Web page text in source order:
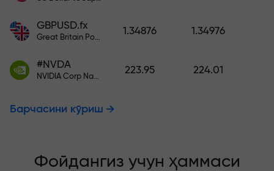
GBPUSD.fx
Great Britain Pound vs US Dollar
1.34876 1.34976
#NVDA
NVIDIA Corp Nasdaq Stock Exchange (Nasdaq) USD
223.95 224.01
Барчасини кўриш
Фойдангиз учун ҳаммаси